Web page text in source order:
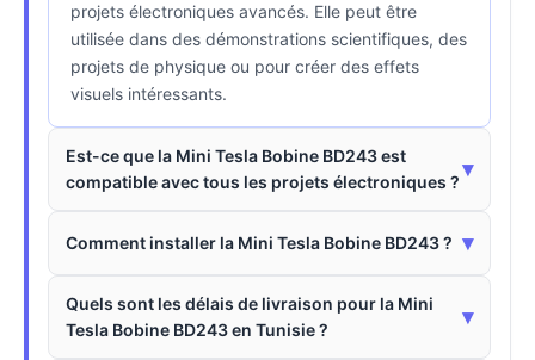
projets électroniques avancés. Elle peut être
utilisée dans des démonstrations scientifiques, des
projets de physique ou pour créer des effets
visuels intéressants.
Est-ce que la Mini Tesla Bobine BD243 est
compatible avec tous les projets électroniques ?
▾
Comment installer la Mini Tesla Bobine BD243 ? ▾
Quels sont les délais de livraison pour la Mini
Tesla Bobine BD243 en Tunisie ?
▾